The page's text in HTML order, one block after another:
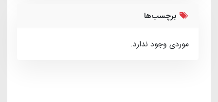
برچسب‌ها
موردی وجود ندارد.